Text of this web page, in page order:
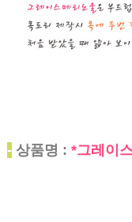
- 상품명 : *그레이